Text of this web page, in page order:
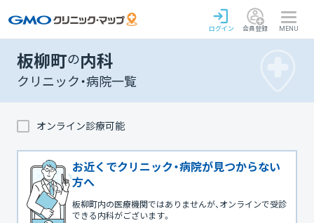
ログイン 会員登録 MENU
板柳町の内科
クリニック・病院一覧
オンライン診療可能
お近くでクリニック・病院が見つからない
方へ
板柳町内の医療機関ではありませんが、オンラインで受診
できる内科がございます。